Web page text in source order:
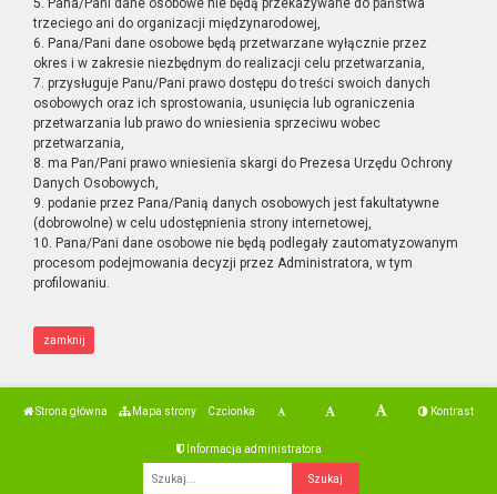
5. Pana/Pani dane osobowe nie będą przekazywane do państwa
trzeciego ani do organizacji międzynarodowej,
6. Pana/Pani dane osobowe będą przetwarzane wyłącznie przez
okres i w zakresie niezbędnym do realizacji celu przetwarzania,
7. przysługuje Panu/Pani prawo dostępu do treści swoich danych
osobowych oraz ich sprostowania, usunięcia lub ograniczenia
przetwarzania lub prawo do wniesienia sprzeciwu wobec
przetwarzania,
8. ma Pan/Pani prawo wniesienia skargi do Prezesa Urzędu Ochrony
Danych Osobowych,
9. podanie przez Pana/Panią danych osobowych jest fakultatywne
(dobrowolne) w celu udostępnienia strony internetowej,
10. Pana/Pani dane osobowe nie będą podlegały zautomatyzowanym
procesom podejmowania decyzji przez Administratora, w tym
profilowaniu.
zamknij
Strona główna Mapa strony Czcionka Kontrast
Informacja administratora